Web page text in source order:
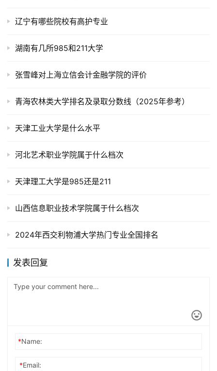
辽宁有哪些院校有高护专业
湖南有几所985和211大学
张雪峰对上海立信会计金融学院的评价
青海农林类大学排名及录取分数线（2025年参考）
天津工业大学是什么水平
河北艺术职业学院属于什么档次
天津理工大学是985还是211
山西信息职业技术学院属于什么档次
2024年西交利物浦大学热门专业全国排名
发表回复
*Name:
*Email: